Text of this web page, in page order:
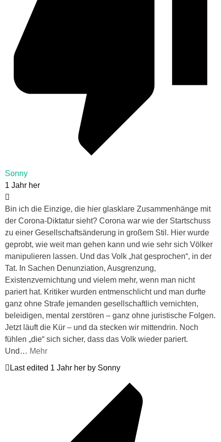
Sonny
1 Jahr her
Bin ich die Einzige, die hier glasklare Zusammenhänge mit
der Corona-Diktatur sieht? Corona war wie der Startschuss
zu einer Gesellschaftsänderung in großem Stil. Hier wurde
geprobt, wie weit man gehen kann und wie sehr sich Völker
manipulieren lassen. Und das Volk „hat gesprochen“, in der
Tat. In Sachen Denunziation, Ausgrenzung,
Existenzvernichtung und vielem mehr, wenn man nicht
pariert hat. Kritiker wurden entmenschlicht und man durfte
ganz ohne Strafe jemanden gesellschaftlich vernichten,
beleidigen, mental zerstören – ganz ohne juristische Folgen.
Jetzt läuft die Kür – und da stecken wir mittendrin. Noch
fühlen „die“ sich sicher, dass das Volk wieder pariert.
Und … Mehr
Last edited 1 Jahr her by Sonny